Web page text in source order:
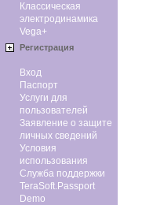
Классическая
электродинамика
Vega+
Регистрация
Вход
Паспорт
Услуги для
пользователей
Заявление о защите
личных сведений
Условия
использования
Служба поддержки
TeraSoft.Passport
Demo